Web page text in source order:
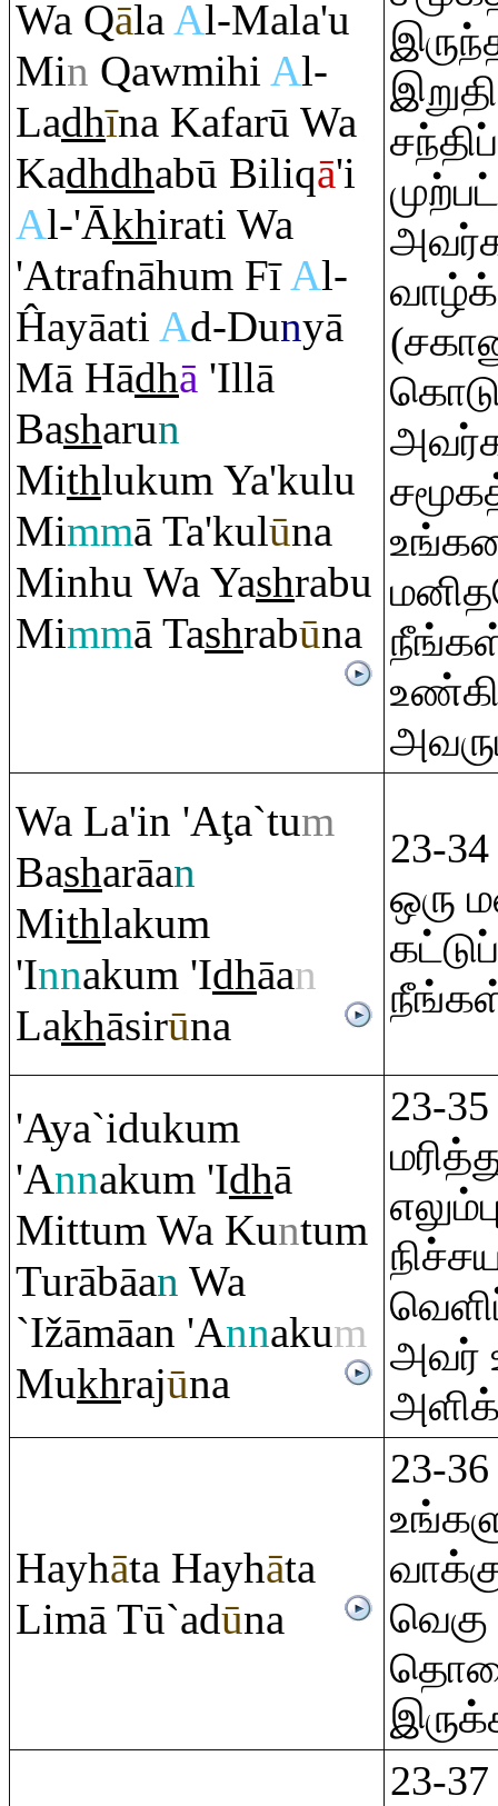
Wa QālaAl-Mala'u
Min Qawmihi Al-
Ladhīna Kafarū Wa
Kadhdhabū Biliqā'i
Al-'Ākhirati Wa
'Atrafnāhum FīAl-
Ĥayāati Ad-Dunyā
Mā Hādhā 'Illā
Basharun
Mithlukum Ya'kulu
Mimmā Ta'kulūna
Minhu Wa Yashrabu
Mimmā Tashrabūna
Wa La'in 'Aţa`tum
Basharāan
Mithlakum
'Innakum 'Idhāan
Lakhāsirūna
23-
ஒரு
'Aya`idukum
'Annakum 'Idhā
Mittum Wa Kuntum
Turābāan Wa
`Ižāmāan 'Annakum
Mukhrajūna
23-
அவர்
Hayhāta Hayhāta
Limā Tū`adūna
23-
23-